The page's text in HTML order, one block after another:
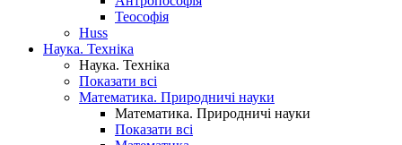
Теософія
Huss
Наука. Техніка
Наука. Техніка
Показати всі
Математика. Природничі науки
Математика. Природничі науки
Показати всі